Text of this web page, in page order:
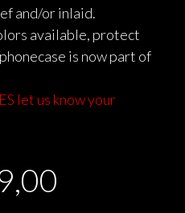
and/or inlaid.
available, protect
is now part of
let us know your